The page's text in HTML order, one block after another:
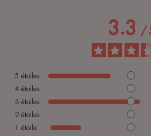
3.3 /
5 étoiles
4 étoiles
3 étoiles
2 étoiles
1 étoile